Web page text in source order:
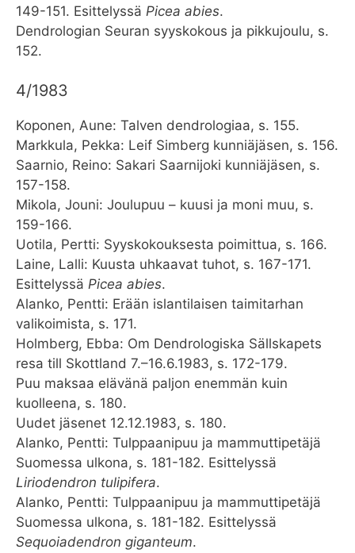
149-151. Esittelyssä Picea abies.
Dendrologian Seuran syyskokous ja pikkujoulu, s.
152.
4/1983
Koponen, Aune: Talven dendrologiaa, s. 155.
Markkula, Pekka: Leif Simberg kunniäjäsen, s. 156.
Saarnio, Reino: Sakari Saarnijoki kunniäjäsen, s.
157-158.
Mikola, Jouni: Joulupuu – kuusi ja moni muu, s.
159-166.
Uotila, Pertti: Syyskokouksesta poimittua, s. 166.
Laine, Lalli: Kuusta uhkaavat tuhot, s. 167-171.
Esittelyssä Picea abies.
Alanko, Pentti: Erään islantilaisen taimitarhan
valikoimista, s. 171.
Holmberg, Ebba: Om Dendrologiska Sällskapets
resa till Skottland 7.–16.6.1983, s. 172-179.
Puu maksaa elävänä paljon enemmän kuin
kuolleena, s. 180.
Uudet jäsenet 12.12.1983, s. 180.
Alanko, Pentti: Tulppaanipuu ja mammuttipetäjä
Suomessa ulkona, s. 181-182. Esittelyssä
Liriodendron tulipifera.
Alanko, Pentti: Tulppaanipuu ja mammuttipetäjä
Suomessa ulkona, s. 181-182. Esittelyssä
Sequoiadendron giganteum.